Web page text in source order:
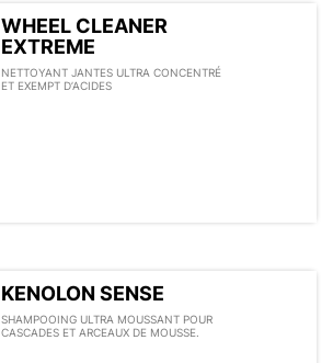
WHEEL CLEANER
EXTREME
NETTOYANT JANTES ULTRA CONCENTRÉ
ET EXEMPT D’ACIDES
KENOLON SENSE
SHAMPOOING ULTRA MOUSSANT POUR
CASCADES ET ARCEAUX DE MOUSSE.